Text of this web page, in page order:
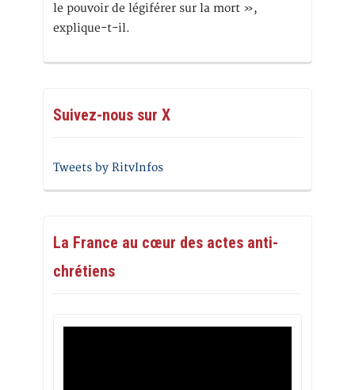
le pouvoir de légiférer sur la mort »,
explique-t-il.
Suivez-nous sur X
Tweets by RitvInfos
La France au cœur des actes anti-
chrétiens